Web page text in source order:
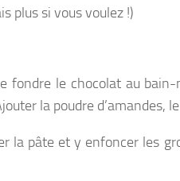
plus si vous voulez !)
fondre le chocolat au bain-
la poudre d’amandes,
la pâte et y enfoncer les